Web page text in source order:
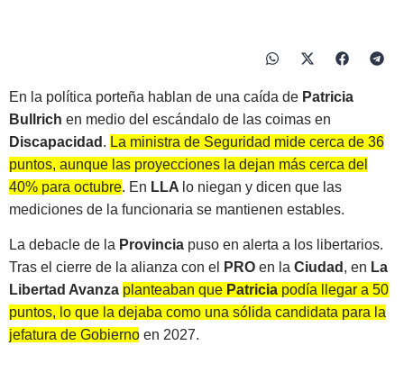
En la política porteña hablan de una caída de Patricia
Bullrich en medio del escándalo de las coimas en
Discapacidad . La ministra de Seguridad mide cerca de 36
puntos, aunque las proyecciones la dejan más cerca del
40% para octubre. En LLA lo niegan y dicen que las
mediciones de la funcionaria se mantienen estables.
La debacle de la Provincia puso en alerta a los libertarios.
Tras el cierre de la alianza con el
PRO en la Ciudad , en La
Libertad Avanza planteaban que Patricia podía llegar a 50
puntos, lo que la dejaba como una sólida candidata para la
jefatura de Gobierno en 2027.